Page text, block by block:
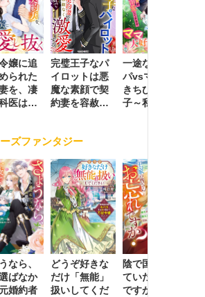
嬢に追
られた
を、凄
医はこ
完璧王子なパ
イロットは悪
魔な素顔で契
約妻を容赦な
一途な社長パ
パvsママ大好
きちびっこ息
子～私を捨て
ズファンタジー
なら、
ばなか
婚約者
どうぞ好きな
だけ「無能」
扱いしてくだ
陰で国を支え
ていたのは私
ですが、王家